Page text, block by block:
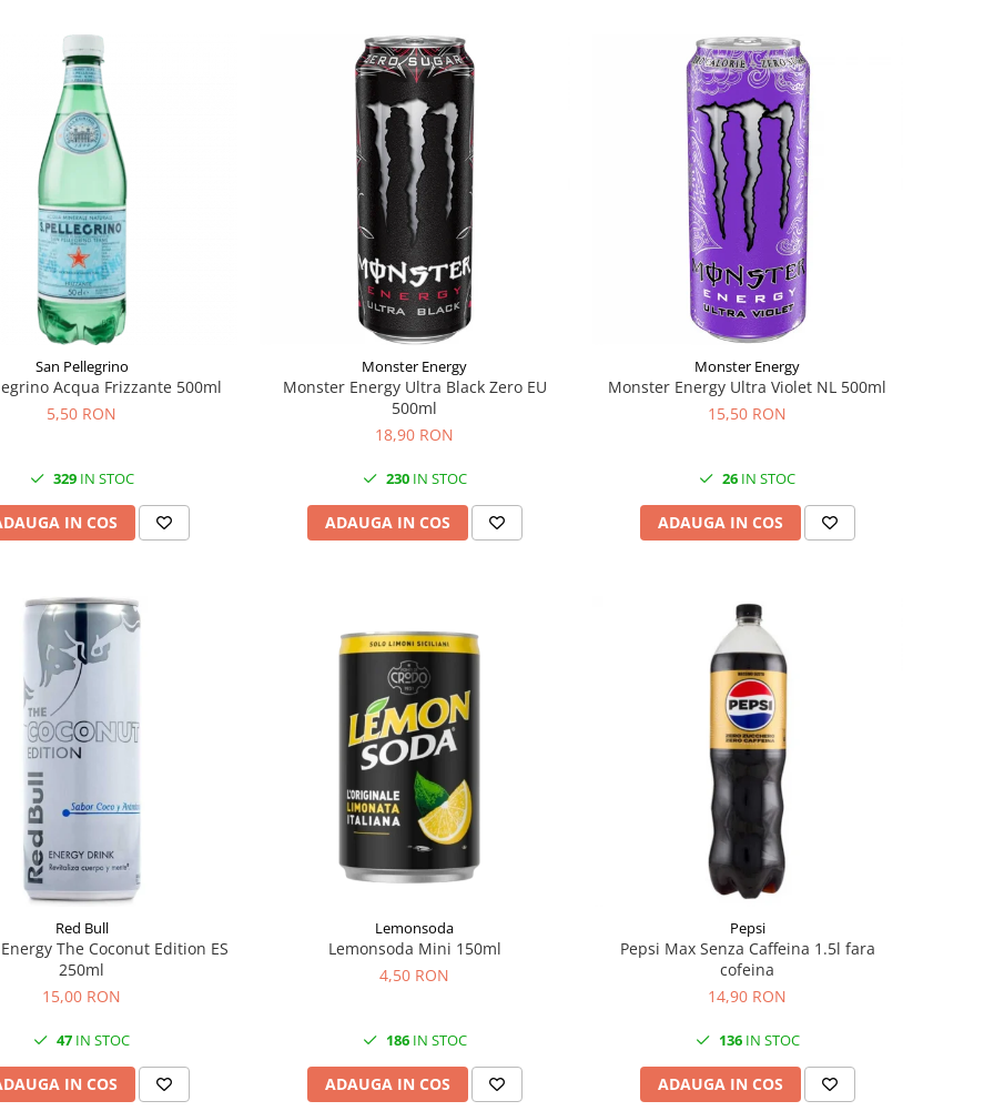
San Pellegrino
Acqua Frizzante 500ml
5,50 RON
329IN STOC
IN COS
Monster Energy
Monster Energy Ultra Black Zero EU
500ml
18,90 RON
230IN STOC
ADAUGA IN COS
Monster Energy
Monster Energy Ultra Violet NL 500ml
15,50 RON
26 IN STOC
ADAUGA IN COS
Red Bull
The Coconut Edition ES
250ml
15,00 RON
47 IN STOC
IN COS
Lemonsoda
Lemonsoda Mini 150ml
4,50 RON
186IN STOC
ADAUGA IN COS
Pepsi
Pepsi Max Senza Caffeina 1.5l fara
cofeina
14,90 RON
136IN STOC
ADAUGA IN COS